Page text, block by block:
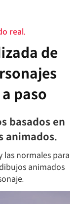
real.
de
paso
basados ​​en
animados.
las normales para
animados